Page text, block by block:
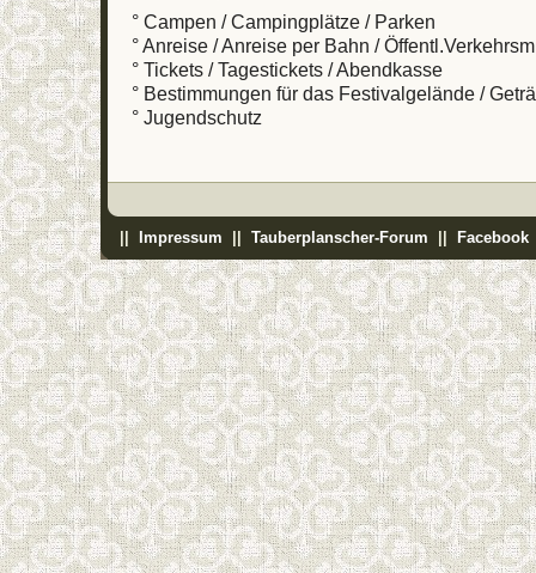
° Campen / Campingplätze / Parken
° Anreise / Anreise per Bahn /
° Tickets / Tagestickets / Abendkasse
° Bestimmungen für das Festivalgelände /
° Jugendschutz
|| Impressum || Tauberplanscher-Forum || Facebook